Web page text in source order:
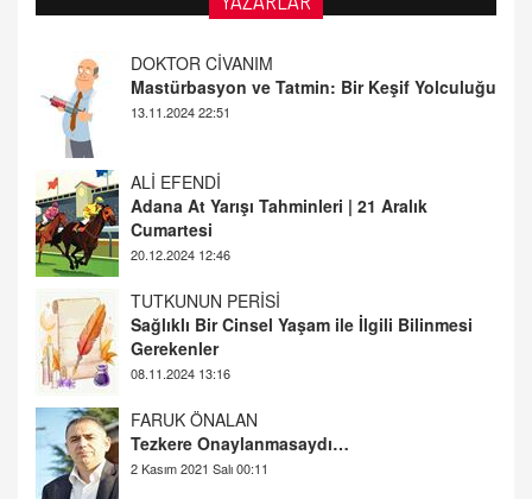
DOKTOR CİVANIM
Mastürbasyon ve Tatmin: Bir Keşif Yolculuğu
13.11.2024 22:51
ALİ EFENDİ
Adana At Yarışı Tahminleri | 21 Aralık
Cumartesi
TUTKUNUN PERİSİ
Sağlıklı Bir Cinsel Yaşam ile İlgili Bilinmesi
Gerekenler
FARUK ÖNALAN
Tezkere Onaylanmasaydı…
2 Kasım 2021 Salı 00:11